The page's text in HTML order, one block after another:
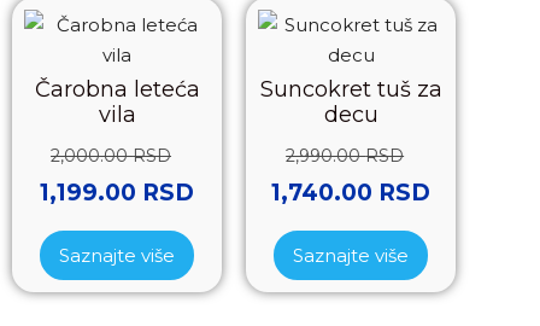
Čarobna leteća
vila
2,000.00RSD
1,199.00 RSD
Saznajte više
Suncokret tuš za
decu
2,990.00RSD
1,740.00 RSD
Saznajte više